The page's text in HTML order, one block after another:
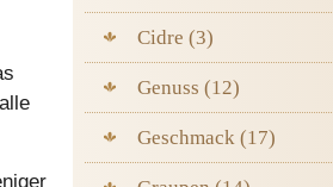
Cidre (3)
Genuss (12)
Geschmack (17)